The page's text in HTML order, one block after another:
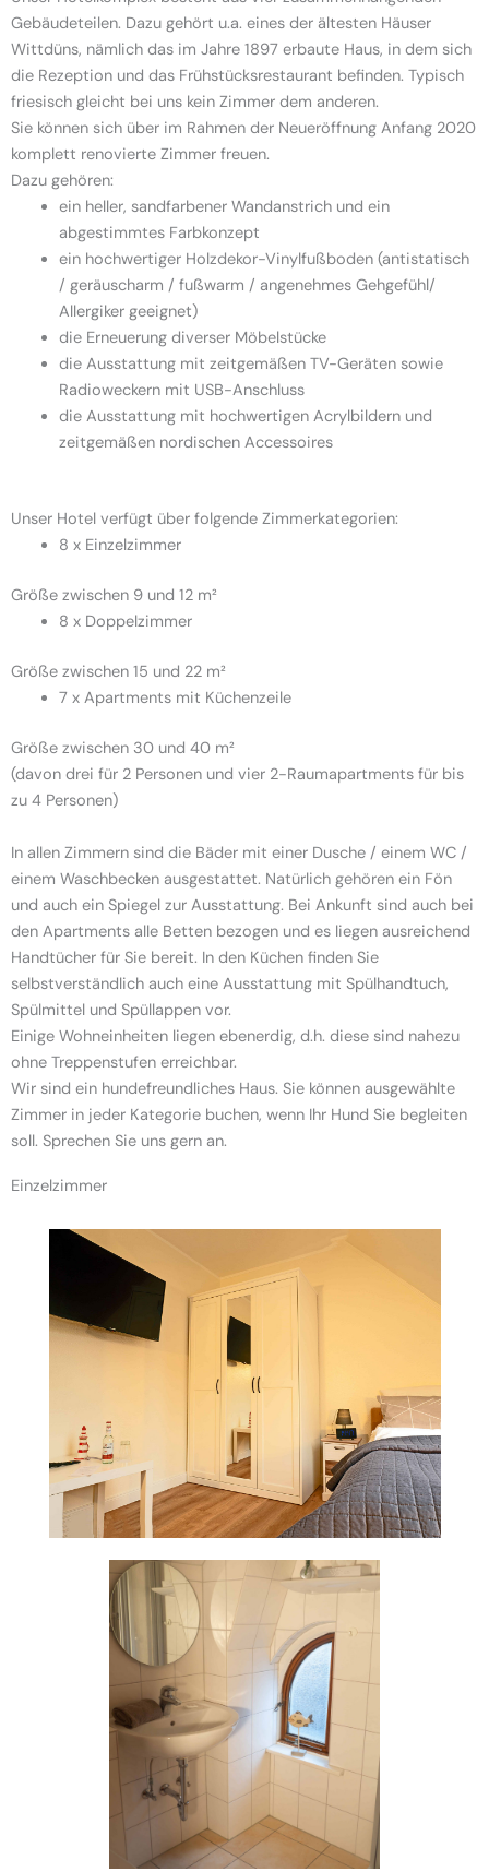
Gebäudeteilen. Dazu gehört u.a. eines der ältesten Häuser
Wittdüns, nämlich das im Jahre 1897 erbaute Haus, in dem sich
die Rezeption und das Frühstücksrestaurant befinden. Typisch
friesisch gleicht bei uns kein Zimmer dem anderen.
Sie können sich über im Rahmen der Neueröffnung Anfang 2020
komplett renovierte Zimmer freuen.
Dazu gehören:
ein heller, sandfarbener Wandanstrich und ein
abgestimmtes Farbkonzept
ein hochwertiger Holzdekor-Vinylfußboden (antistatisch
/ geräuscharm / fußwarm / angenehmes Gehgefühl/
Allergiker geeignet)
die Erneuerung diverser Möbelstücke
die Ausstattung mit zeitgemäßen TV-Geräten sowie
Radioweckern mit USB-Anschluss
die Ausstattung mit hochwertigen Acrylbildern und
zeitgemäßen nordischen Accessoires
Unser Hotel verfügt über folgende Zimmerkategorien:
8 x Einzelzimmer
Größe zwischen 9 und 12 m²
8 x Doppelzimmer
Größe zwischen 15 und 22 m²
7 x Apartments mit Küchenzeile
Größe zwischen 30 und 40 m²
(davon drei für 2 Personen und vier 2-Raumapartments für bis
zu 4 Personen)
In allen Zimmern sind die Bäder mit einer Dusche / einem WC /
einem Waschbecken ausgestattet. Natürlich gehören ein Fön
und auch ein Spiegel zur Ausstattung. Bei Ankunft sind auch bei
den Apartments alle Betten bezogen und es liegen ausreichend
Handtücher für Sie bereit. In den Küchen finden Sie
selbstverständlich auch eine Ausstattung mit Spülhandtuch,
Spülmittel und Spüllappen vor.
Einige Wohneinheiten liegen ebenerdig, d.h. diese sind nahezu
ohne Treppenstufen erreichbar.
Wir sind ein hundefreundliches Haus. Sie können ausgewählte
Zimmer in jeder Kategorie buchen, wenn Ihr Hund Sie begleiten
soll. Sprechen Sie uns gern an.
Einzelzimmer